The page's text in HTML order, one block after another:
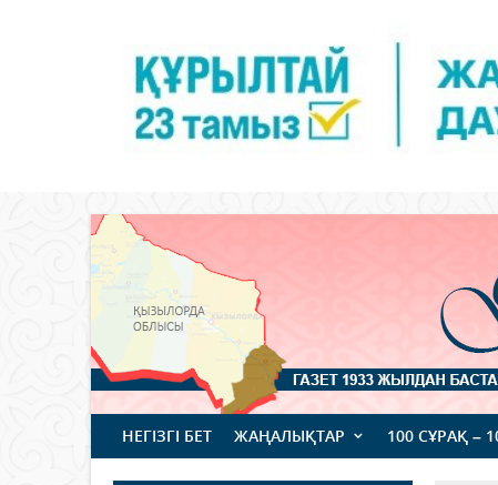
НЕГІЗГІ БЕТ ЖАҢАЛЫҚТАР 100 СҰРАҚ –